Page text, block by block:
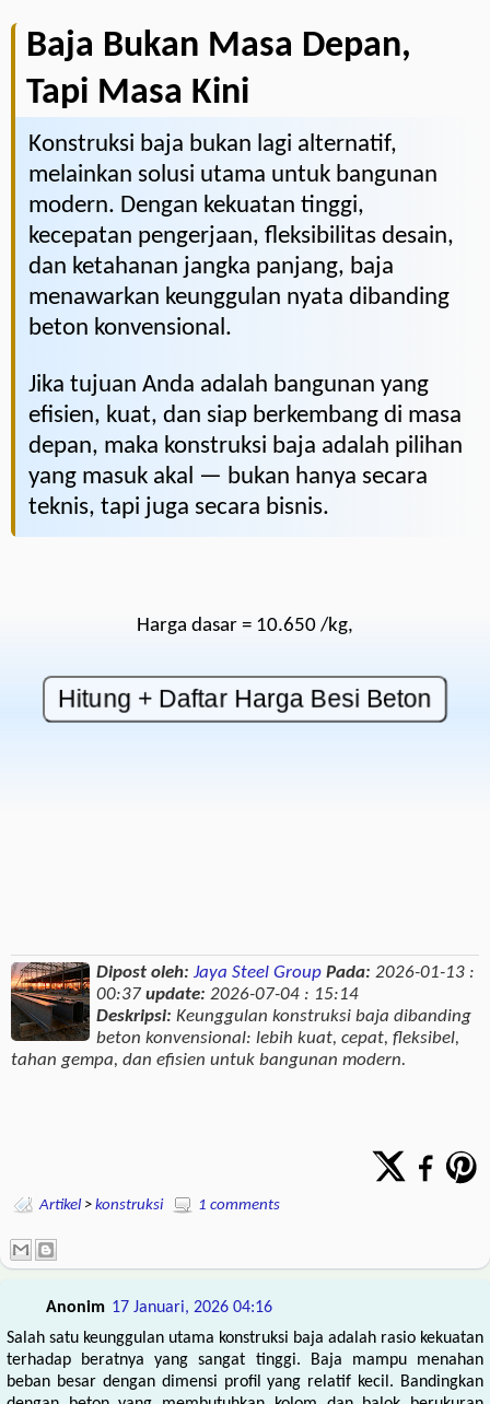
Baja Bukan Masa Depan,
Tapi Masa Kini
Konstruksi baja bukan lagi alternatif,
melainkan solusi utama untuk bangunan
modern. Dengan kekuatan tinggi,
kecepatan pengerjaan, fleksibilitas desain,
dan ketahanan jangka panjang, baja
menawarkan keunggulan nyata dibanding
beton konvensional.
Jika tujuan Anda adalah bangunan yang
efisien, kuat, dan siap berkembang di masa
depan, maka konstruksi baja adalah pilihan
yang masuk akal — bukan hanya secara
teknis, tapi juga secara bisnis.
Harga dasar = 10.650 /kg,
Dipost oleh: Jaya Steel Group Pada: 2026-01-13 :
00:37 update: 2026-07-04 : 15:14
Deskripsi:Keunggulan konstruksi baja dibanding
beton konvensional: lebih kuat, cepat, fleksibel,
tahan gempa, dan efisien untuk bangunan modern.
Artikel > konstruksi 1 comments
Anonim 17 Januari, 2026 04:16
Salah satu keunggulan utama konstruksi baja adalah rasio kekuatan
terhadap beratnya yang sangat tinggi. Baja mampu menahan
beban besar dengan dimensi profil yang relatif kecil. Bandingkan